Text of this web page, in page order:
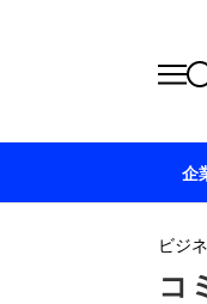
ビジ
コ
企